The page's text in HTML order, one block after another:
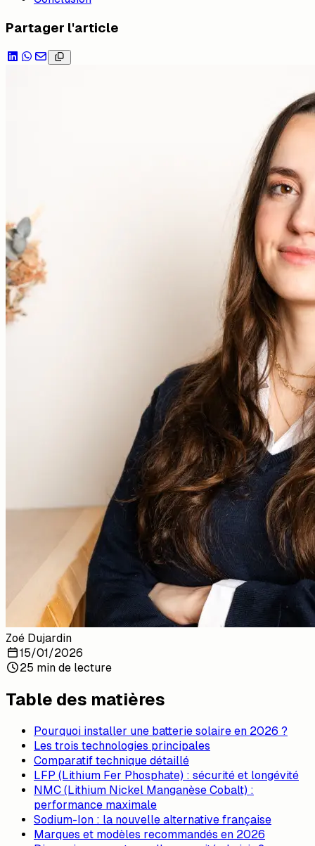
Partager l'article
Zoé Dujardin
15/01/2026
25 min de lecture
Table des matières
Pourquoi installer une batterie solaire en 2026 ?
Les trois technologies principales
Comparatif technique détaillé
LFP (Lithium Fer Phosphate) : sécurité et longévité
NMC (Lithium Nickel Manganèse Cobalt) :
performance maximale
Sodium-Ion : la nouvelle alternative française
Marques et modèles recommandés en 2026